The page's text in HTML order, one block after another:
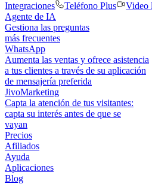
Integraciones
Teléfono Plus Video
Agente de IA
Gestiona las preguntas
más frecuentes
WhatsApp
Aumenta las ventas y ofrece asistencia
a tus clientes a través de su aplicación
de mensajería preferida
JivoMarketing
Capta la atención de tus visitantes:
capta su interés antes de que se
vayan
Precios
Afiliados
Ayuda
Aplicaciones
Blog